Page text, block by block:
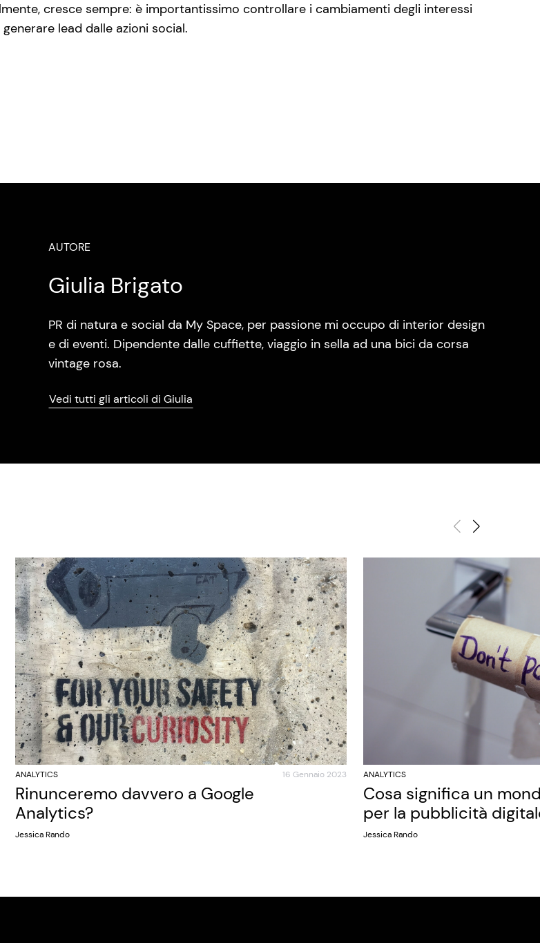
cresce sempre: è importantissimo controllare i cambiamenti degli interessi
lead dalle azioni social.
AUTORE
Giulia Brigato
PR di natura e social da My Space, per passione mi occupo di interior design
e di eventi. Dipendente dalle cuffiette, viaggio in sella ad una bici da corsa
vintage rosa.
Vedi tutti gli articoli di Giulia
ANALYTICS 16 Gennaio 2023
Rinunceremo davvero a Google
Analytics?
Jessica Rando
ANALYTICS
Cosa significa un
per la pubblicità
Jessica Rando